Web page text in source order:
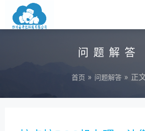
问题解答
首页 » 问题解答 » 正